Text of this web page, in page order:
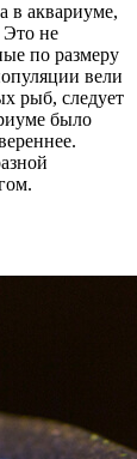
в аквариуме,
Это не
по размеру
вели
рыб, следует
было